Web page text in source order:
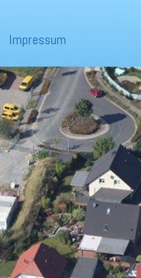
Impressum